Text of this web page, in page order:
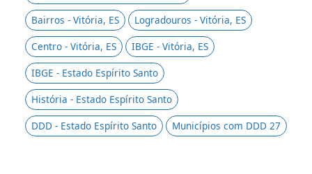
Bairros - Vitória, ES
Logradouros - Vitória, ES
Centro - Vitória, ES
IBGE - Vitória, ES
IBGE - Estado Espírito Santo
História - Estado Espírito Santo
DDD - Estado Espírito Santo
Municípios com DDD 27